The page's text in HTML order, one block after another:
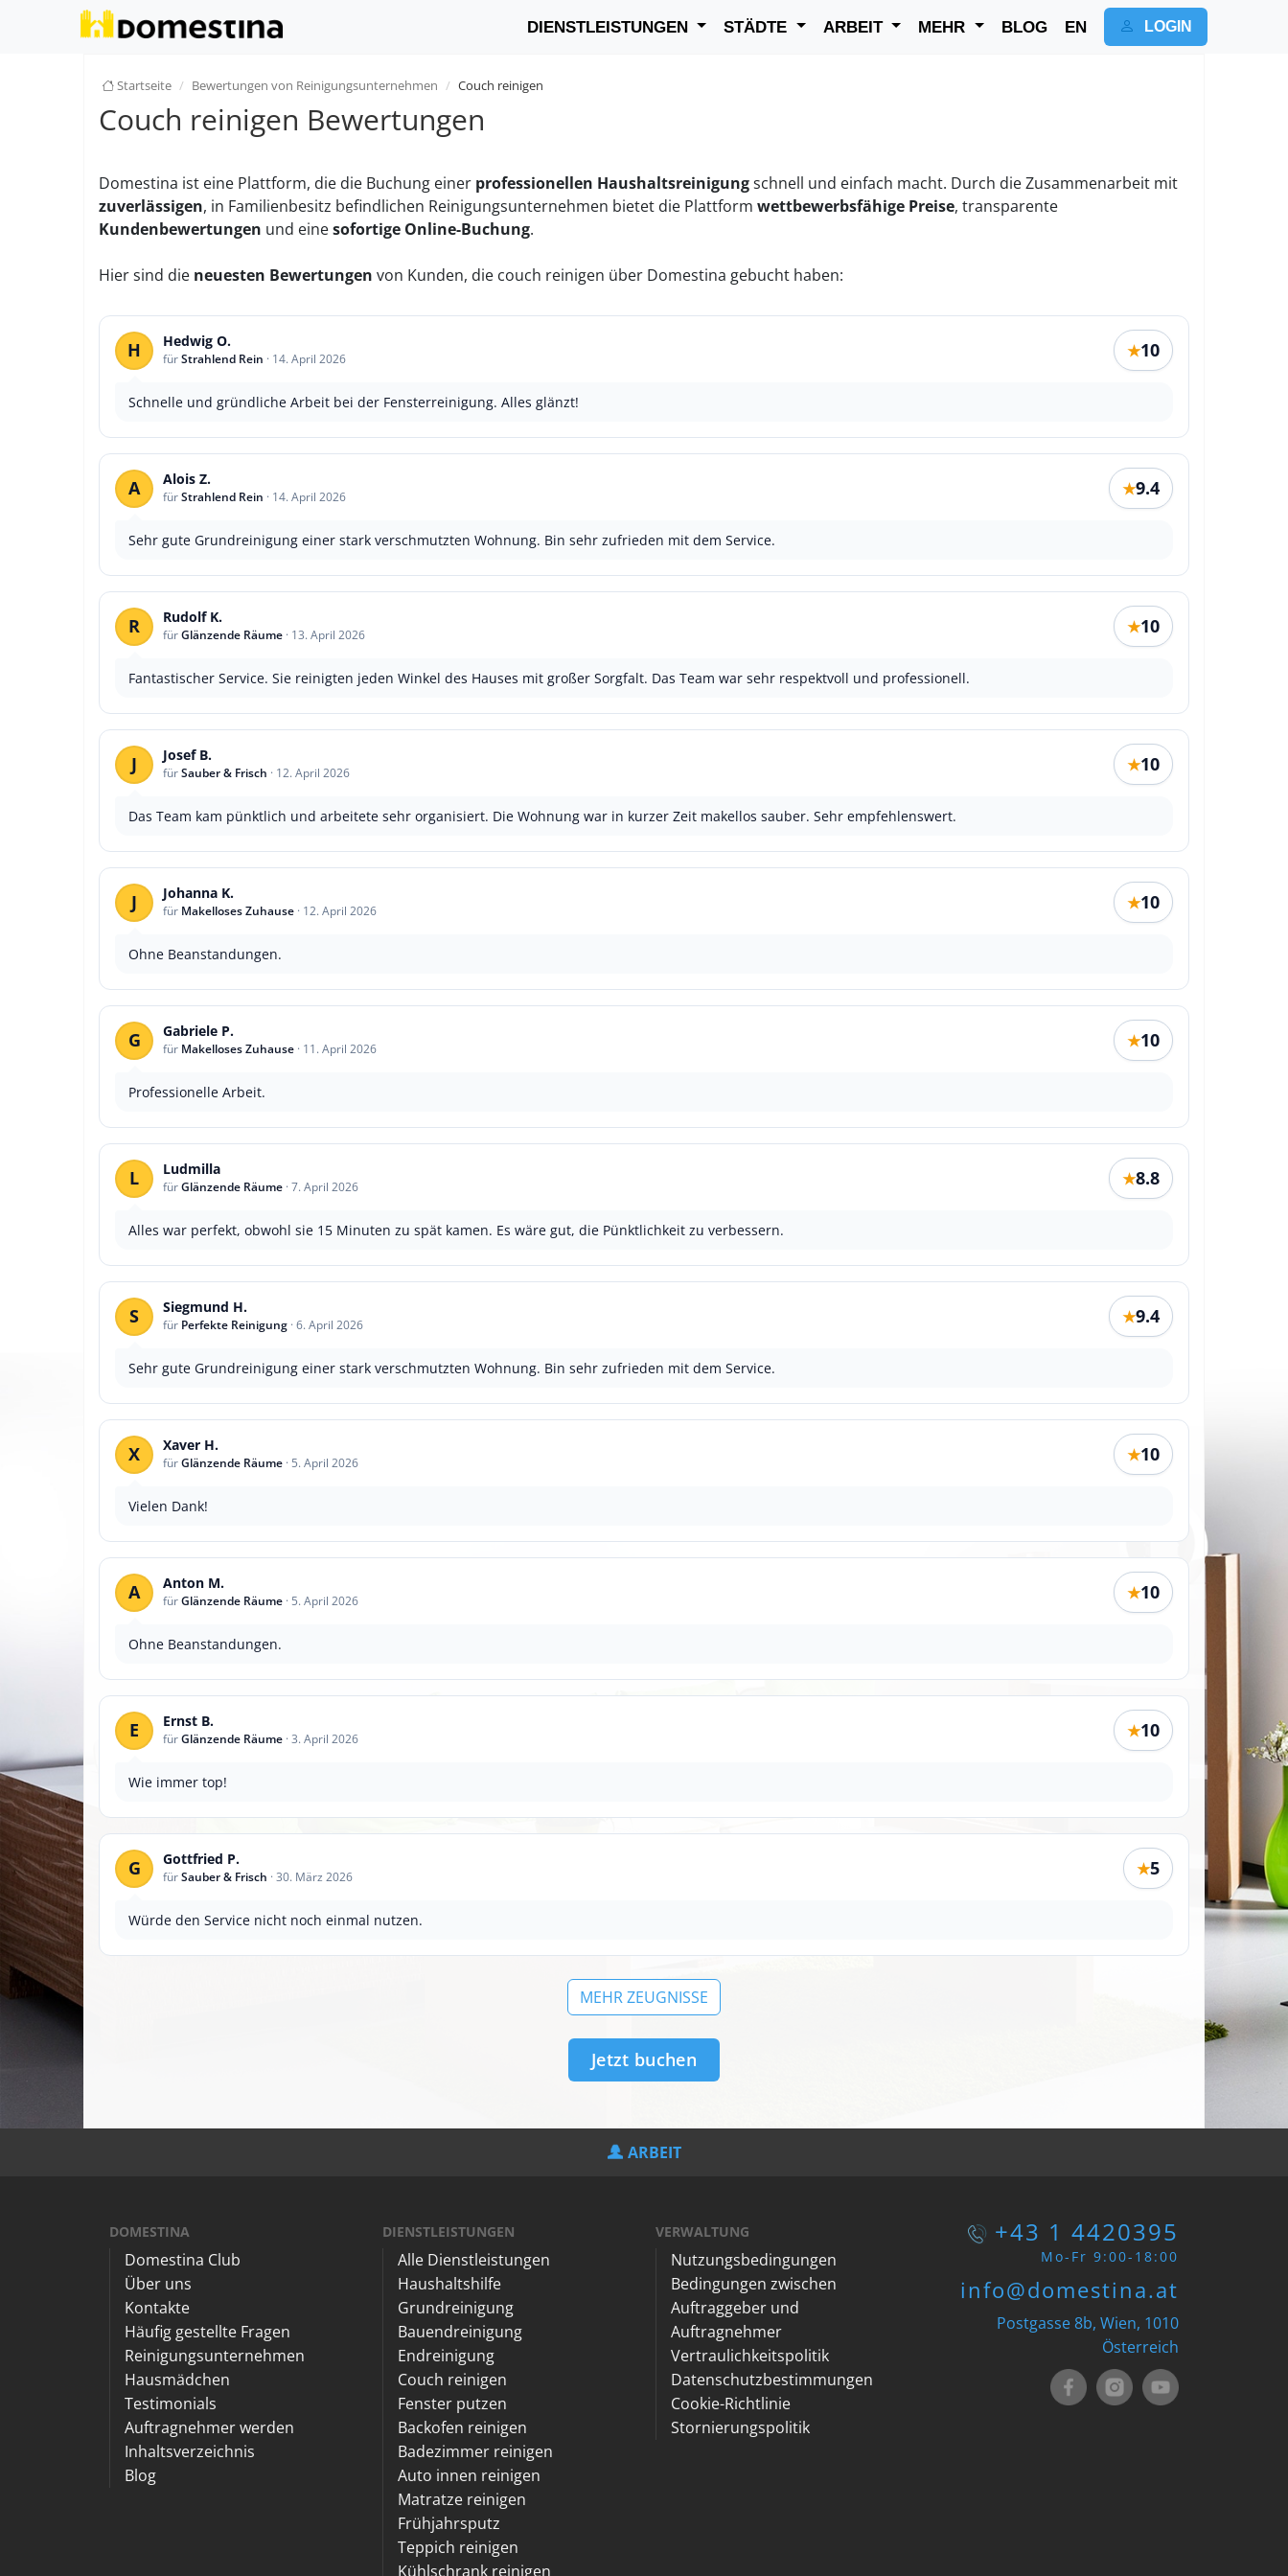
DIENSTLEISTUNGEN STÄDTE ARBEIT MEHR BLOG EN LOGIN
Startseite Bewertungen von Reinigungsunternehmen Couch reinigen
Couch reinigen Bewertungen
Domestina ist eine Plattform, die die Buchung einer professionellen Haushaltsreinigungschnell und einfach macht. Durch die Zusammenarbeit mit
zuverlässigen, in Familienbesitz befindlichen Reinigungsunternehmen bietet die Plattform wettbewerbsfähige Preise, transparente
Kundenbewertungen und einesofortige Online-Buchung.
Hier sind die neuesten Bewertungen von Kunden, die couch reinigen über Domestina gebucht haben:
H Hedwig O.
fürStrahlend Rein · 14. April 2026 ★10
Schnelle und gründliche Arbeit bei der Fensterreinigung. Alles glänzt!
A Alois Z.
fürStrahlend Rein · 14. April 2026 ★9.4
Sehr gute Grundreinigung einer stark verschmutzten Wohnung. Bin sehr zufrieden mit dem Service.
R Rudolf K.
fürGlänzende Räume · 13. April 2026 ★10
Fantastischer Service. Sie reinigten jeden Winkel des Hauses mit großer Sorgfalt. Das Team war sehr respektvoll und professionell.
J Josef B.
fürSauber & Frisch · 12. April 2026 ★10
Das Team kam pünktlich und arbeitete sehr organisiert. Die Wohnung war in kurzer Zeit makellos sauber. Sehr empfehlenswert.
J Johanna K.
für Makelloses Zuhause · 12. April 2026 ★10
Ohne Beanstandungen.
G Gabriele P.
für Makelloses Zuhause · 11. April 2026 ★10
Professionelle Arbeit.
L Ludmilla
fürGlänzende Räume ·7. April 2026 ★8.8
Alles war perfekt, obwohl sie 15 Minuten zu spät kamen. Es wäre gut, die Pünktlichkeit zu verbessern.
S Siegmund H.
für Perfekte Reinigung ·6. April 2026 ★9.4
Sehr gute Grundreinigung einer stark verschmutzten Wohnung. Bin sehr zufrieden mit dem Service.
X Xaver H.
fürGlänzende Räume · 5. April 2026 ★10
Vielen Dank!
A Anton M.
fürGlänzende Räume · 5. April 2026 ★10
Ohne Beanstandungen.
E Ernst B.
fürGlänzende Räume ·3. April 2026 ★10
Wie immer top!
G Gottfried P.
fürSauber & Frisch ·30. März 2026 ★5
Würde den Service nicht noch einmal nutzen.
MEHR ZEUGNISSE
Jetzt buchen
ARBEIT
DOMESTINA
Domestina Club
Über uns
Kontakte
Häufig gestellte Fragen
Reinigungsunternehmen
Hausmädchen
Testimonials
Auftragnehmer werden
Inhaltsverzeichnis
Blog
DIENSTLEISTUNGEN
Alle Dienstleistungen
Haushaltshilfe
Grundreinigung
Bauendreinigung
Endreinigung
Couch reinigen
Fenster putzen
Backofen reinigen
Badezimmer reinigen
Auto innen reinigen
Matratze reinigen
Frühjahrsputz
Teppich reinigen
Kühlschrank reinigen
VERWALTUNG
Nutzungsbedingungen
Bedingungen zwischen
Auftraggeber und
Auftragnehmer
Vertraulichkeitspolitik
Datenschutzbestimmungen
Cookie-Richtlinie
Stornierungspolitik
+43 1 4420395
Mo-Fr 9:00-18:00
info@domestina.at
Postgasse 8b, Wien, 1010
Österreich